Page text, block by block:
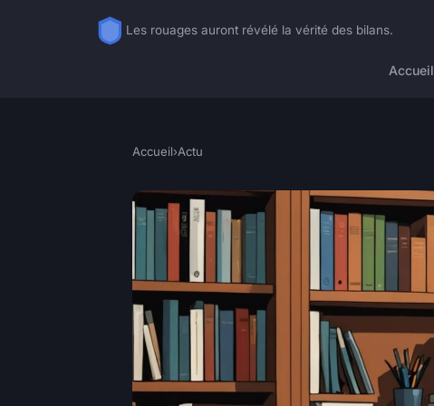
Les rouages auront révélé la vérité des bilans.
Accueil
Accueil›Actu